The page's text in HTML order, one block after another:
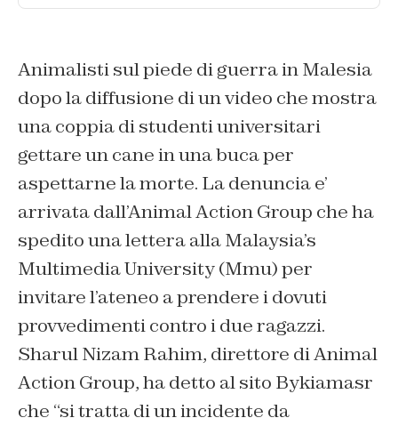
Animalisti sul piede di guerra in Malesia
dopo la diffusione di un video che mostra
una coppia di studenti universitari
gettare un cane in una buca per
aspettarne la morte. La denuncia e’
arrivata dall’Animal Action Group che ha
spedito una lettera alla Malaysia’s
Multimedia University (Mmu) per
invitare l’ateneo a prendere i dovuti
provvedimenti contro i due ragazzi.
Sharul Nizam Rahim, direttore di Animal
Action Group, ha detto al sito Bykiamasr
che “si tratta di un incidente da